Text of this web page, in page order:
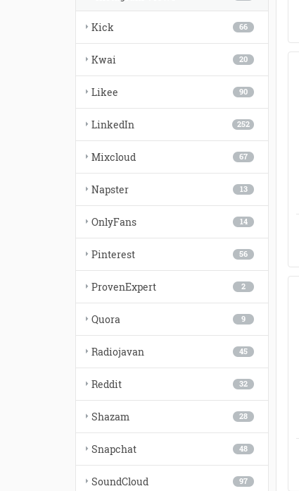
66
Kick
20
Kwai
90
Likee
252
LinkedIn
67
Mixcloud
13
Napster
14
OnlyFans
56
Pinterest
2
ProvenExpert
9
Quora
45
Radiojavan
32
Reddit
28
Shazam
48
Snapchat
97
SoundCloud